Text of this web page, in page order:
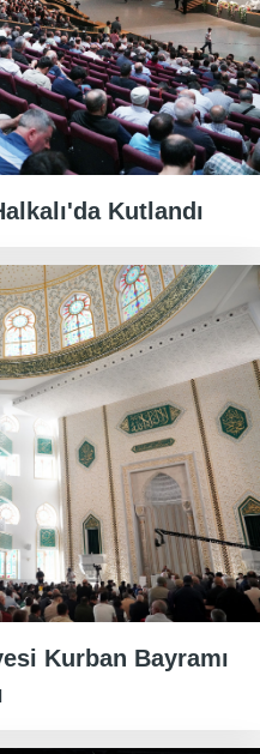
Kutlandı
Kurban Bayramı